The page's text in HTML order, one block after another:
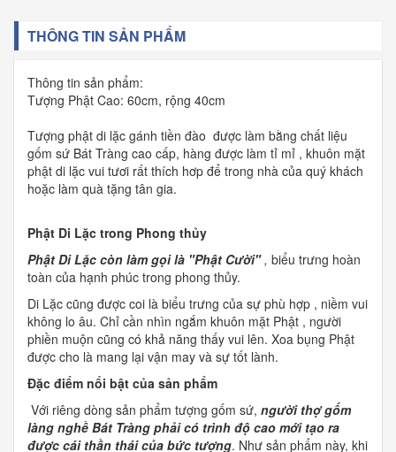
THÔNG TIN SẢN PHẨM
Thông tin sản phẩm:
Tượng Phật Cao: 60cm, rộng 40cm
Tượng phật di lặc gánh tiền đào được làm bằng chất liệu
gốm sứ Bát Tràng cao cấp, hàng được làm tỉ mỉ , khuôn mặt
phật di lặc vui tươi rất thích hơp để trong nhà của quý khách
hoặc làm quà tặng tân gia.
Phật Di Lặc trong Phong thủy
Phật Di Lặc còn làm gọi là "Phật Cười", biểu trưng hoàn
toàn của hạnh phúc trong phong thủy.
Di Lặc cũng được coi là biểu trưng của sự phù hợp , niềm vui
không lo âu. Chỉ cần nhìn ngắm khuôn mặt Phật , người
phiền muộn cũng có khả năng thấy vui lên. Xoa bụng Phật
được cho là mang lại vận may và sự tốt lành.
Đặc điểm nổi bật của sản phẩm
Với riêng dòng sản phẩm tượng gốm sứ, người thợ gốm
làng nghề Bát Tràng phải có trình độ cao mới tạo ra
được cái thần thái của bức tượng. Như sản phẩm này, khi